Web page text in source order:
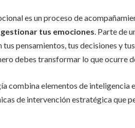
es un proceso de
tus emociones. Parte de
pensamientos, tus decisiones y
debes transformar lo que ocurre
combina elementos de inteligencia
de intervención estratégica que